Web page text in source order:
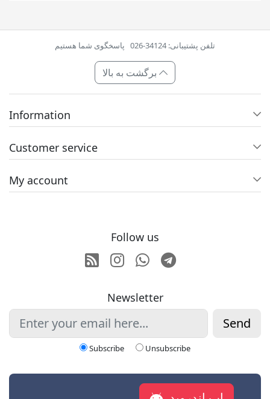
تلفن پشتیبانی: 34124-026 پاسخگوی شما هستیم
Information
Customer service
My account
Follow us
RSSInstagram
Whatsapp
Telegram
Newsletter
Send
Subscribe Unsubscribe